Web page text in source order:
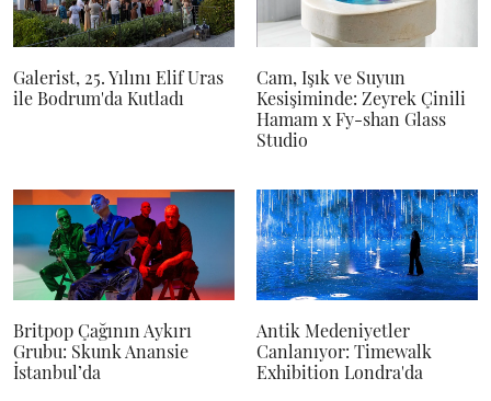
Galerist, 25. Yılını Elif Uras
ile Bodrum'da Kutladı
Cam, Işık ve Suyun
Kesişiminde: Zeyrek Çinili
Hamam x Fy-shan Glass
Studio
Britpop Çağının Aykırı
Grubu: Skunk Anansie
İstanbul’da
Antik Medeniyetler
Canlanıyor: Timewalk
Exhibition Londra'da